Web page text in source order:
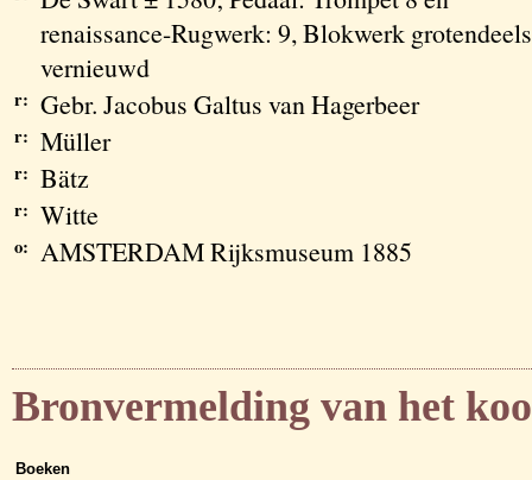
renaissance-Rugwerk: 9, Blokwerk grotendeels
vernieuwd
r: Gebr. Jacobus Galtus van Hagerbeer
r: Müller
r: Bätz
r: Witte
o: AMSTERDAM Rijksmuseum 1885
Bronvermelding van het
Boeken